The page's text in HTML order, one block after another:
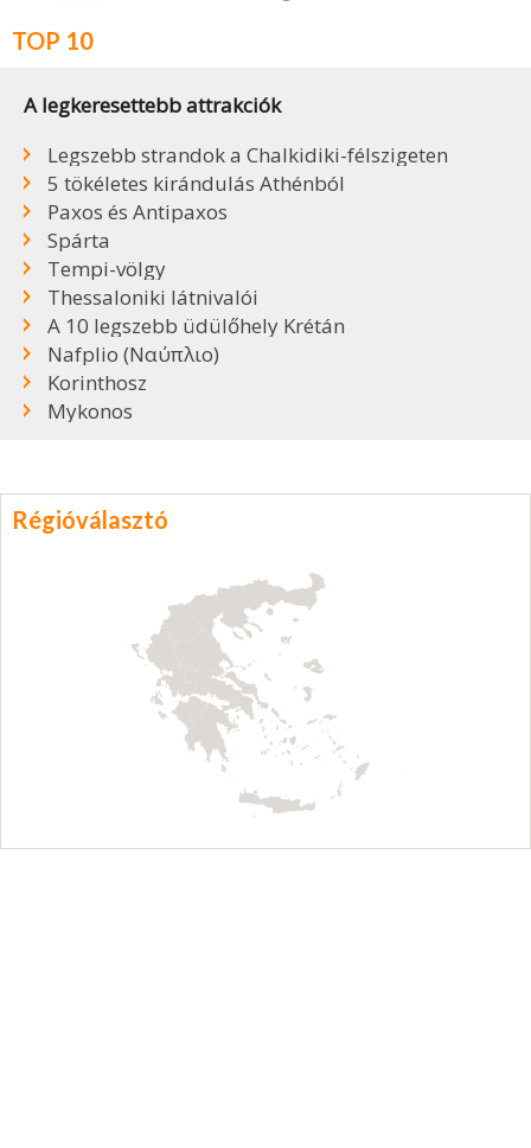
TOP 10
A legkeresettebb attrakciók
Legszebb strandok a Chalkidiki-félszigeten
5 tökéletes kirándulás Athénból
Paxos és Antipaxos
Spárta
Tempi-völgy
Thessaloniki látnivalói
A 10 legszebb üdülőhely Krétán
Nafplio (Ναύπλιο)
Korinthosz
Mykonos
Régióválasztó